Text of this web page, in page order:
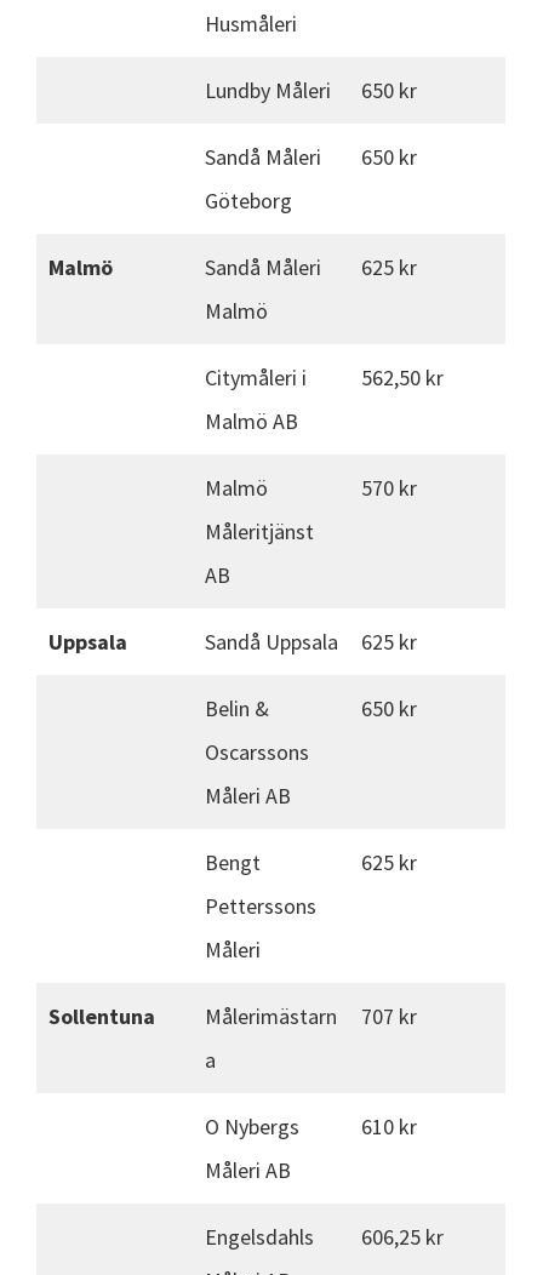
Husmåleri
Lundby Måleri 650 kr
Sandå Måleri
Göteborg
650 kr
Malmö
Sandå Måleri
Malmö
625 kr
Citymåleri i
Malmö AB
562,50 kr
Malmö
Måleritjänst
AB
570 kr
Uppsala Sandå Uppsala 625 kr
Belin &
Oscarssons
Måleri AB
650 kr
Bengt
Petterssons
Måleri
625 kr
Sollentuna
Målerimästarn
a
707 kr
O Nybergs
Måleri AB
610 kr
Engelsdahls
606,25 kr